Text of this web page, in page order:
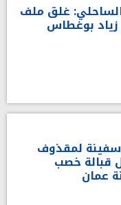
غلق ملف
زياد بوغطاس
لمقذوف
قبالة خصب
عمان